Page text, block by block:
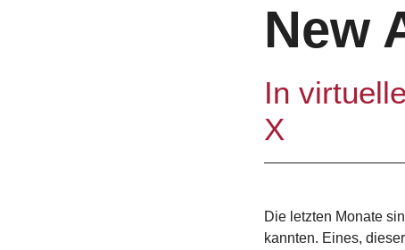
New
In
X
Die letzten Monate
kannten. Eines,